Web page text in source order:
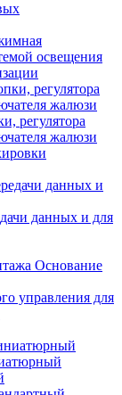
освещения
регулятора
жалюзи
данных и для
Основание
управления для